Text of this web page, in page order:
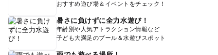
おすすめ遊び場＆イベントをチェック！
暑さに負けずに全力水遊び！
年齢別や人気アトラクション情報など
子ども大満足のプール＆水遊びスポット